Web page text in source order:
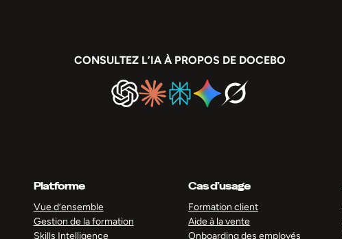
CONSULTEZ L’IA À PROPOS DE DOCEBO
Platforme
Vue d’ensemble
Gestion de la formation
Skills Intelligence
Cas d’usage
Formation client
Aide à la vente
Onboarding des employés